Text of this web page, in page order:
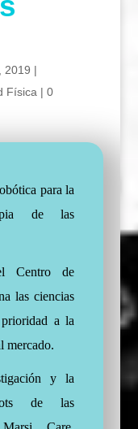
2019 |
Física | 0
para la
de las
Centro de
las ciencias
a la
mercado.
y la
de las